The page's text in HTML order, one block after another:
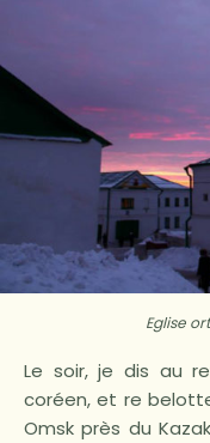
Eglise
Le soir, je dis au
coréen, et re
Omsk près du